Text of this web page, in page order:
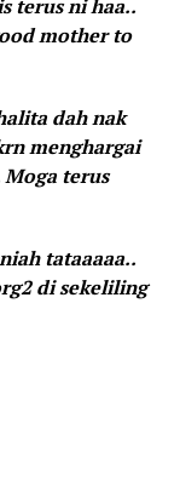
terus ni haa..
mother to
dah nak
menghargai
terus
tataaaaa..
di sekeliling